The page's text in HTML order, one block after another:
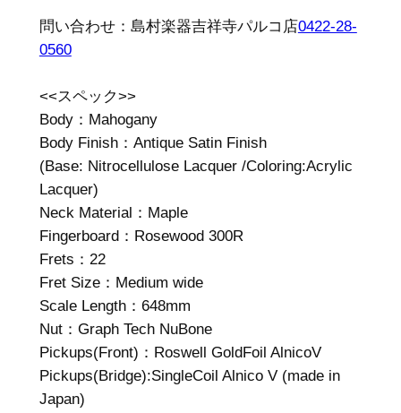
問い合わせ：島村楽器吉祥寺パルコ店0422-28-
0560
<<スペック>>
Body：Mahogany
Body Finish：Antique Satin Finish
(Base: Nitrocellulose Lacquer /Coloring:Acrylic
Lacquer)
Neck Material：Maple
Fingerboard：Rosewood 300R
Frets：22
Fret Size：Medium wide
Scale Length：648mm
Nut：Graph Tech NuBone
Pickups(Front)：Roswell GoldFoil AlnicoV
Pickups(Bridge):SingleCoil Alnico V (made in
Japan)